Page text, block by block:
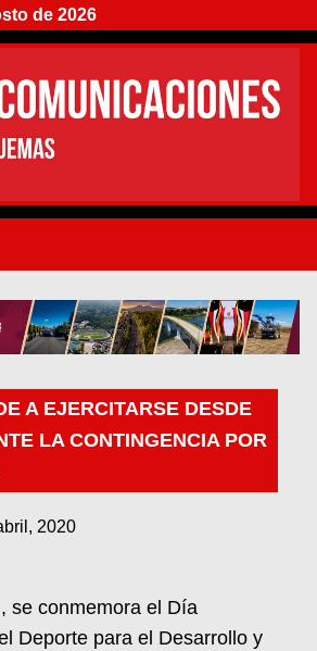
de 2026
A EJERCITARSE DESDE
LA CONTINGENCIA POR
2020
se conmemora el Día
Deporte para el Desarrollo y